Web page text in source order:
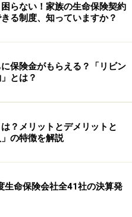
に変更する手続きをしま
いので、手間の割には効
。これから入る人は、最
です。
最新の内容をご確認くださ
目的としており、特定の金融
ありません。
判断はご自身の責任において
は十分に配慮しております
く、これに基づく損失・損害
いません。
各金融機関やサービス提供者
らない！家族の生命保険契約
る制度、知っていますか？
保険金がもらえる？「リビン
とは？
？メリットとデメリットと
」の特徴を解説
生命保険会社全41社の決算発